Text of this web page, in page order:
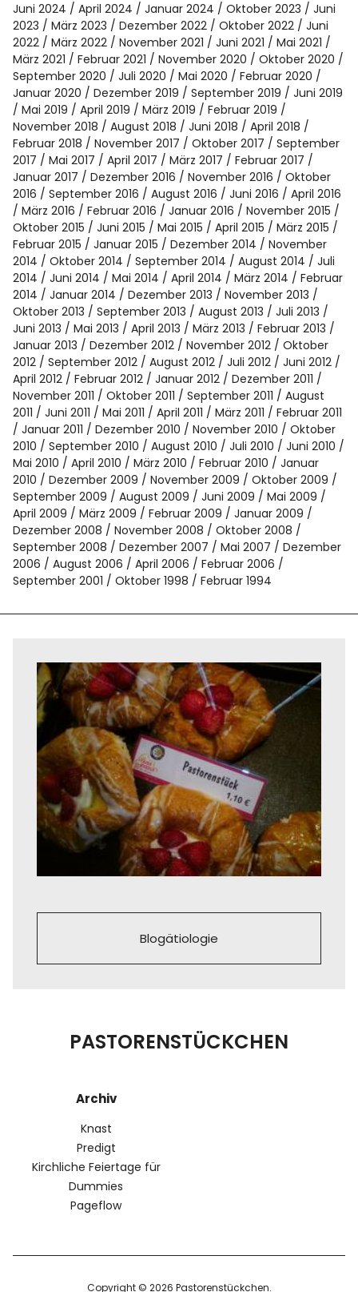
Juni 2024 April 2024 Januar 2024 Oktober 2023
Juni
2023
März 2023 Dezember 2022 Oktober 2022
Juni
2022
März 2022 November 2021 Juni 2021
Mai 2021
März 2021
Februar 2021 November 2020
Oktober 2020
September 2020
Juli 2020 Mai 2020
Februar 2020
Januar 2020
Dezember 2019 September 2019
Juni 2019
Mai 2019
April 2019 März 2019
Februar 2019
November 2018
August 2018 Juni 2018
April 2018
Februar 2018
November 2017 Oktober 2017
September
2017
Mai 2017 April 2017 März 2017
Februar 2017
Januar 2017
Dezember 2016 November 2016
Oktober
2016
September 2016 August 2016 Juni 2016
April 2016
März 2016
Februar 2016 Januar 2016
November 2015
Oktober 2015
Juni 2015 Mai 2015 April 2015
März 2015
Februar 2015
Januar 2015 Dezember 2014
November
2014
Oktober 2014 September 2014 August 2014
Juli
2014
Juni 2014 Mai 2014 April 2014 März 2014
Februar
2014
Januar 2014 Dezember 2013
November 2013
Oktober 2013
September 2013 August 2013
Juli 2013
Juni 2013
Mai 2013 April 2013 März 2013
Februar 2013
Januar 2013
Dezember 2012 November 2012
Oktober
2012
September 2012 August 2012 Juli 2012
Juni 2012
April 2012
Februar 2012 Januar 2012
Dezember 2011
November 2011
Oktober 2011 September 2011
August
2011
Juni 2011 Mai 2011 April 2011 März 2011
Februar 2011
Januar 2011
Dezember 2010 November 2010
Oktober
2010
September 2010 August 2010 Juli 2010
Juni 2010
Mai 2010
April 2010 März 2010 Februar 2010
Januar
2010
Dezember 2009 November 2009
Oktober 2009
September 2009
August 2009 Juni 2009
Mai 2009
April 2009
März 2009 Februar 2009
Januar 2009
Dezember 2008
November 2008
Oktober 2008
September 2008
Dezember 2007 Mai 2007
Dezember
2006
August 2006 April 2006
Februar 2006
September 2001
Oktober 1998 Februar 1994
Blogätiologie
PASTORENSTÜCKCHEN
Archiv
Knast
Predigt
Kirchliche Feiertage für
Dummies
Pageflow
Copyright © 2026 Pastorenstückchen